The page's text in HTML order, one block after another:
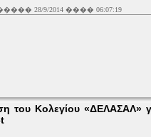
28/9/2014 ���� 06:07:19
του Κολεγίου «ΔΕΛΑΣΑΛ»